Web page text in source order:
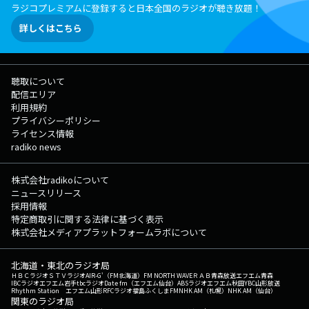
ラジコプレミアムに登録すると日本全国のラジオが聴き放題！
詳しくはこちら
聴取について
配信エリア
利用規約
プライバシーポリシー
ライセンス情報
radiko news
株式会社radikoについて
ニュースリリース
採用情報
特定商取引に関する法律に基づく表示
株式会社メディアプラットフォームラボについて
北海道・東北のラジオ局
ＨＢＣラジオＳＴＶラジオAIR-G'（FM北海道） FM NORTH WAVEＲＡＢ青森放送エフエム青森
IBCラジオエフエム岩手tbcラジオDate fm（エフエム仙台） ABSラジオエフエム秋田YBC山形放送
Rhythm Station エフエム山形RFCラジオ福島ふくしまFMNHK AM（札幌） NHK AM（仙台）
関東のラジオ局